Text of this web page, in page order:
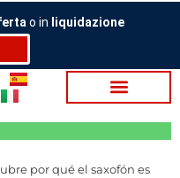
o in liquidazione
por qué el saxofón es